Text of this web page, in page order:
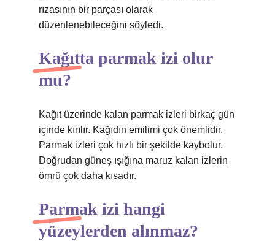
rızasının bir parçası olarak
düzenlenebileceğini söyledi.
Kağıtta parmak izi olur
mu?
Kağıt üzerinde kalan parmak izleri birkaç gün
içinde kırılır. Kağıdın emilimi çok önemlidir.
Parmak izleri çok hızlı bir şekilde kaybolur.
Doğrudan güneş ışığına maruz kalan izlerin
ömrü çok daha kısadır.
Parmak izi hangi
yüzeylerden alınmaz?